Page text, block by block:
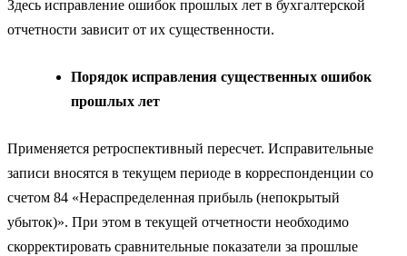
Здесь исправление ошибок прошлых лет в бухгалтерской
отчетности зависит от их существенности.
Порядок исправления существенных ошибок
прошлых лет
Применяется ретроспективный пересчет. Исправительные
записи вносятся в текущем периоде в корреспонденции со
счетом 84 «Нераспределенная прибыль (непокрытый
убыток)». При этом в текущей отчетности необходимо
скорректировать сравнительные показатели за прошлые